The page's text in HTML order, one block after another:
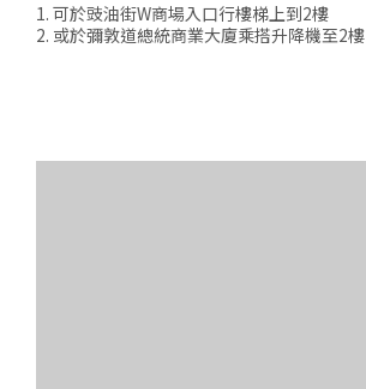
1. 可於豉油街W商場入口行樓梯上到2樓
2. 或於彌敦道總統商業大廈乘搭升降機至2樓